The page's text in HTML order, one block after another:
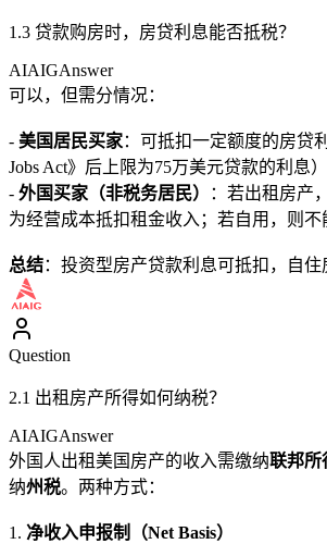
1.3 贷款购房时，房贷利息能否抵税？
AIAIGAnswer
可以，但需分情况：
- 美国居民买家：可抵扣一定额度的房贷
Jobs Act》后上限为75万美元贷款的利息）
- 外国买家（非税务居民）
：若出租房产
为经营成本抵扣租金收入；若自用，则不
总结：投资型房产贷款利息可抵扣，自住
Question
2.1 出租房产所得如何纳税？
AIAIGAnswer
外国人出租美国房产的收入需缴纳联邦所
纳州税。两种方式：
1. 净收入申报制（Net Basis）